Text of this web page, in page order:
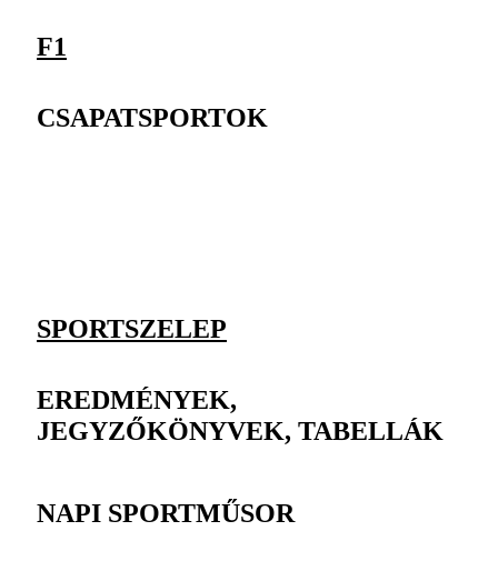
F1
CSAPATSPORTOK
SPORTSZELEP
EREDMÉNYEK,
JEGYZŐKÖNYVEK, TABELLÁK
NAPI SPORTMŰSOR